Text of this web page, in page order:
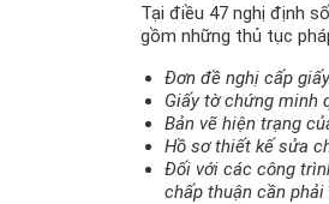
Tại điều 47 nghị định
gồm những thủ tục
Đơn đề nghị cấp
Giấy tờ chứng minh
Bản vẽ hiện trạng
Hồ sơ thiết kế sửa
Đối với các công
chấp thuận cần